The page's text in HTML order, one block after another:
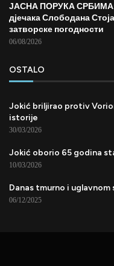
ЈАСНА ПОРУКА СРБИМА:
дјечака Слободана
затворске погодности
06/08/2026
OSTALO
Jokić briljirao protiv
istorije
30/03/2026
Jokić oborio 65 godina
10/03/2026
Danas tmurno i uglavnom
06/12/2025